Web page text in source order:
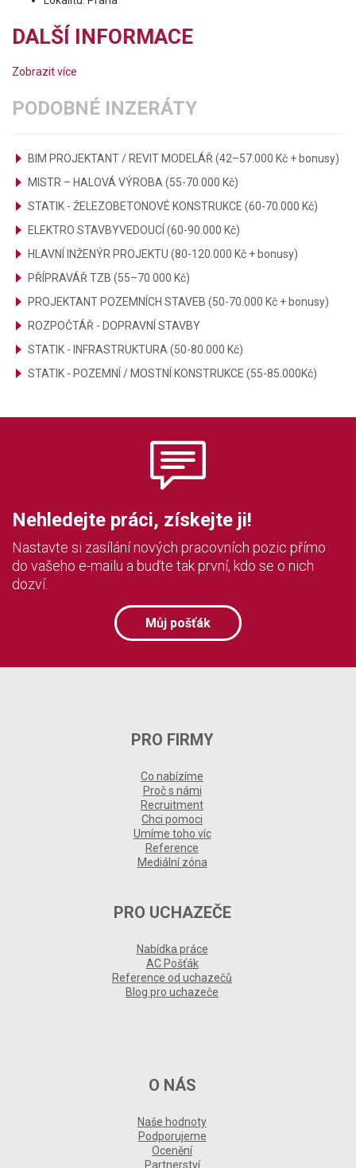
DALŠÍ INFORMACE
Zobrazit více
PODOBNÉ INZERÁTY
BIM PROJEKTANT / REVIT MODELÁŘ (42–57.000 Kč + bonusy)
MISTR – HALOVÁ VÝROBA (55-70.000 Kč)
STATIK - ŽELEZOBETONOVÉ KONSTRUKCE (60-70.000 Kč)
ELEKTRO STAVBYVEDOUCÍ (60-90.000 Kč)
HLAVNÍ INŽENÝR PROJEKTU (80-120.000 Kč + bonusy)
PŘÍPRAVÁŘ TZB (55–70 000 Kč)
PROJEKTANT POZEMNÍCH STAVEB (50-70.000 Kč + bonusy)
ROZPOČTÁŘ - DOPRAVNÍ STAVBY
STATIK - INFRASTRUKTURA (50-80.000 Kč)
STATIK - POZEMNÍ / MOSTNÍ KONSTRUKCE (55-85.000Kč)
Nehledejte práci, získejte ji!
Nastavte si zasílání nových pracovních pozic přímo
do vašeho e-mailu a buďte tak první, kdo se o nich
dozví.
Můj pošťák
PRO FIRMY
Co nabízíme
Proč s námi
Recruitment
Chci pomoci
Umíme toho víc
Reference
Mediální zóna
PRO UCHAZEČE
Nabídka práce
AC Pošťák
Reference od uchazečů
Blog pro uchazeče
O NÁS
Naše hodnoty
Podporujeme
Ocenění
Partnerství